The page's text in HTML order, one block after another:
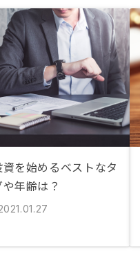
を始めるベストなタ
年齢は？